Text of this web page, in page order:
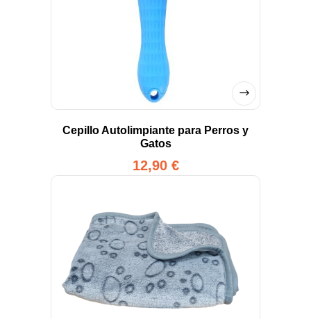
Cepillo Autolimpiante para Perros y
Gatos
12,90 €